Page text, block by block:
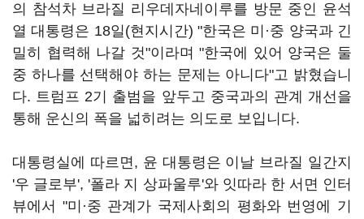
의 참석차 브라질 리우데자네이루를 방문 중인 윤석
열 대통령은 18일(현지시간) "한국은 미·중 양국과 긴
밀히 협력해 나갈 것"이라며 "한국에 있어 양국은 둘
중 하나를 선택해야 하는 문제는 아니다"고 밝혔습니
다. 트럼프 2기 출범을 앞두고 중국과의 관계 개선을
통해 운신의 폭을 넓히려는 의도로 보입니다.
대통령실에 따르면, 윤 대통령은 이날 브라질 일간지
'우 글로부', '폴라 지 상파울루'와 잇따라 한 서면 인터
뷰에서 "미·중 관계가 국제사회의 평화와 번영에 기